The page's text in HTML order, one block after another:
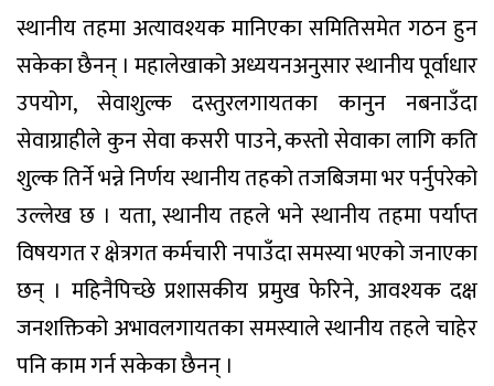
स्थानीय तहमा अत्यावश्यक मानिएका समितिसमेत गठन हुन
सकेका छैनन् । महालेखाको अध्ययनअनुसार स्थानीय पूर्वाधार
उपयोग, सेवाशुल्क दस्तुरलगायतका कानुन नबनाउँदा
सेवाग्राहीले कुन सेवा कसरी पाउने, कस्तो सेवाका लागि कति
शुल्क तिर्ने भन्ने निर्णय स्थानीय तहको तजबिजमा भर पर्नुपरेको
उल्लेख छ । यता, स्थानीय तहले भने स्थानीय तहमा पर्याप्त
विषयगत र क्षेत्रगत कर्मचारी नपाउँदा समस्या भएको जनाएका
छन् । महिनैपिच्छे प्रशासकीय प्रमुख फेरिने, आवश्यक दक्ष
जनशक्तिको अभावलगायतका समस्याले स्थानीय तहले चाहेर
पनि काम गर्न सकेका छैनन् ।